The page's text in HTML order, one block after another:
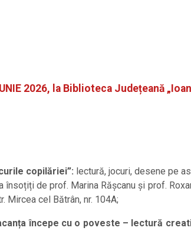
2026, la Biblioteca Județeană
copilăriei”: lectură, jocuri, desene pe
însoțiți de prof. Marina Rășcanu și prof.
Mircea cel Bătrân, nr. 104A;
începe cu o poveste – lectură